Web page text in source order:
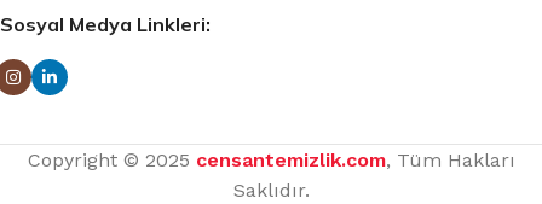
Sosyal Medya Linkleri:
Copyright © 2025 censantemizlik.com, Tüm Hakları
Saklıdır.